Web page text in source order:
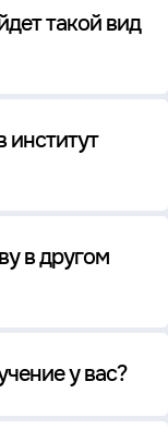
такой вид
институт
в другом
у вас?